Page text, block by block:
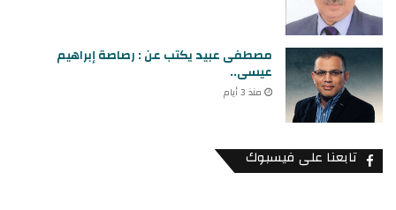
مصطفى عبيد يكتب عن : رصاصة إبراهيم
عيسى..
منذ 3 أيام
تابعنا على فيسبوك